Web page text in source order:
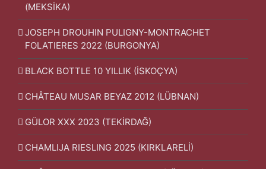
(MEKSİKA)
JOSEPH DROUHIN PULIGNY-MONTRACHET
FOLATIERES 2022 (BURGONYA)
BLACK BOTTLE 10 YILLIK (İSKOÇYA)
CHÂTEAU MUSAR BEYAZ 2012 (LÜBNAN)
GÜLOR XXX 2023 (TEKİRDAĞ)
CHAMLIJA RIESLING 2025 (KIRKLARELİ)